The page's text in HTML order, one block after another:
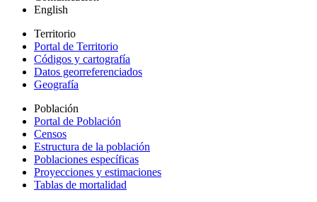
English
Territorio
Portal de Territorio
Códigos y cartografía
Datos georreferenciados
Geografía
Población
Portal de Población
Censos
Estructura de la población
Poblaciones específicas
Proyecciones y estimaciones
Tablas de mortalidad